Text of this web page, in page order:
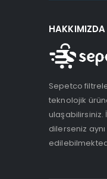
HAKKIMIZDA
Sepetco
teknolojik
ulaşabilirsiniz.
dilerseniz